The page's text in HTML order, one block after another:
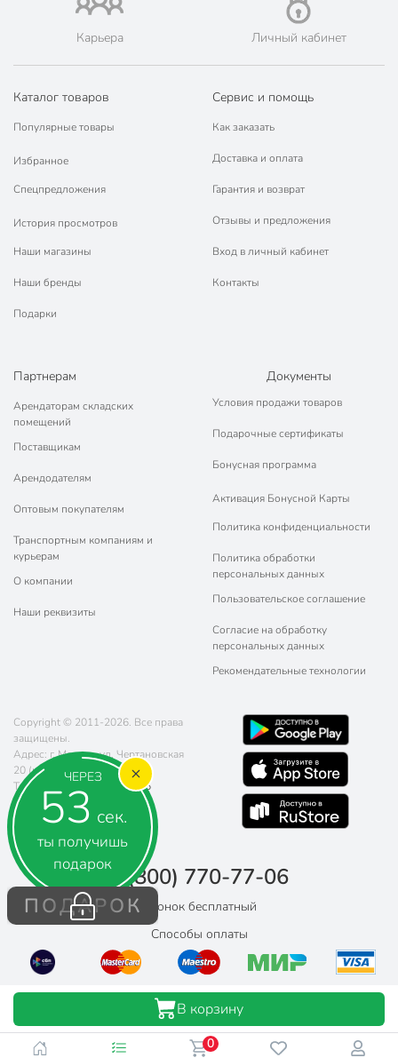
ЧЕРЕЗ
52 сек.
ты получишь
подарок
ПОДАРОК
глянцевый
гладкий
Тип базы под колеровку
без колеровки
Класс опасности
3
Срок годности, мес
24 мес
Вес в упаковке
1.02 кг
Габариты упаковки
10 x 10 x 14 см
Карьера Личный кабинет
Каталог товаров
Популярные товары
Избранное
Спецпредложения
История просмотров
Наши магазины
Наши бренды
Подарки
Сервис и помощь
Как заказать
Доставка и оплата
Гарантия и возврат
Отзывы и предложения
Вход в личный кабинет
Контакты
Партнерам
Арендаторам складских
помещений
Поставщикам
Арендодателям
Оптовым покупателям
Транспортным компаниям и
курьерам
О компании
Наши реквизиты
Документы
Условия продажи товаров
Подарочные сертификаты
Бонусная программа
Активация Бонусной Карты
Политика конфиденциальности
Политика обработки
персональных данных
Пользовательское соглашение
Согласие на обработку
персональных данных
Рекомендательные технологии
Copyright © 2011-2026. Все права
защищены.
Адрес: г. Москва, ул. Чертановская
20 (метро Южная)
Телефон:
8 (800) 770-77-06
Почта:sales@poryadok.ru
8 (800) 770-77-06
Звонок бесплатный
Способы оплаты
0
В корзину